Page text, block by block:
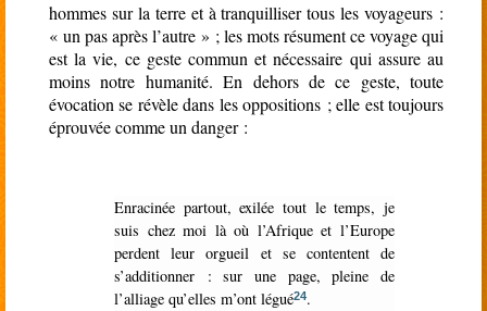
hommes sur la terre et à tranquilliser tous les voyageurs :
« un pas après l’autre » ; les mots résument ce voyage qui
est la vie, ce geste commun et nécessaire qui assure au
moins notre humanité. En dehors de ce geste, toute
évocation se révèle dans les oppositions ; elle est toujours
éprouvée comme un danger :
Enracinée partout, exilée tout le temps, je
suis chez moi là où l’Afrique et l’Europe
perdent leur orgueil et se contentent de
s’additionner : sur une page, pleine de
l’alliage qu’elles m’ont légué24.